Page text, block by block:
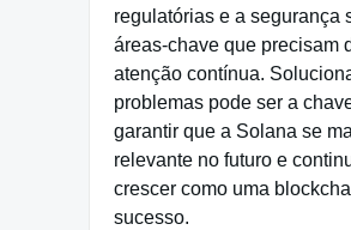
regulatórias e a segurança
áreas-chave que precisam
atenção contínua.
problemas pode ser a
garantir que a Solana se
relevante no futuro e
crescer como uma
sucesso.